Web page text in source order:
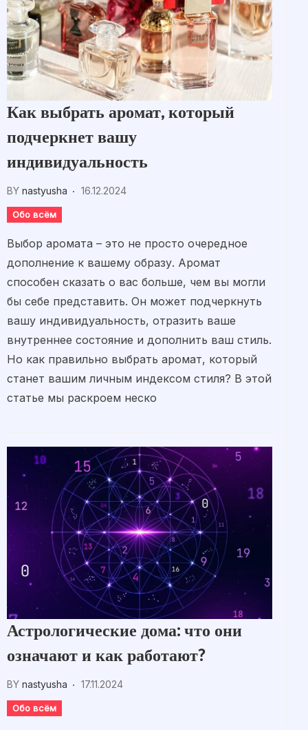
Как выбрать аромат, который
подчеркнет вашу
индивидуальность
BY nastyusha 16.12.2024
Обо всём
Выбор аромата – это не просто очередное
дополнение к вашему образу. Аромат
способен сказать о вас больше, чем вы могли
бы себе представить. Он может подчеркнуть
вашу индивидуальность, отразить ваше
внутреннее состояние и дополнить ваш стиль.
Но как правильно выбрать аромат, который
станет вашим личным индексом стиля? В этой
статье мы раскроем неско
Астрологические дома: что они
означают и как работают?
BY nastyusha 17.11.2024
Обо всём